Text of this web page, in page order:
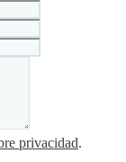
privacidad.